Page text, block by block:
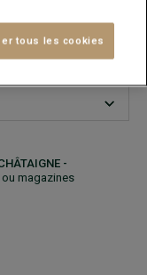
-
magazines
tous les cookies